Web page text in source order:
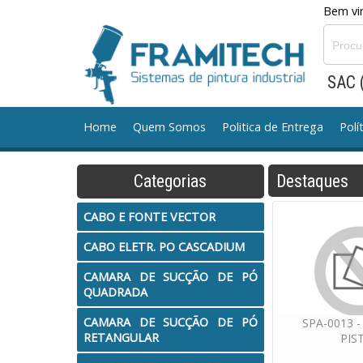
Bem
Home Quem Somos Politica de Entrega
CABO E FONTE VECTOR CABO ELETR. PO
CANECAS DE GRAVIDADE
CONJ. MANGUEIRA TINTA CONJ. MOTOR A AR
Equipamento Manual TCA MILLENIUM
MANGUEIRA AR MANGUEIRA TINTA MÁQUINAS
Categorias
CABO E FONTE VECTOR
CABO ELETR. PO CASCADIUM
CAMARA DE SUCÇÃO DE PÓ
QUADRADA
CAMARA DE SUCÇÃO DE PÓ
RETANGULAR
Destaques
SPA-0013